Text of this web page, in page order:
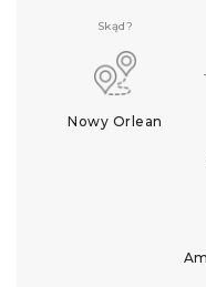
Skąd?
Nowy Orlean